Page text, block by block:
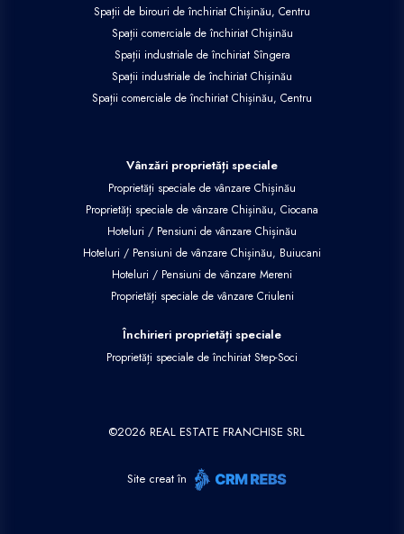
Spații de birouri de închiriat Chișinău, Centru
Spații comerciale de închiriat Chișinău
Spații industriale de închiriat Sîngera
Spații industriale de închiriat Chișinău
Spații comerciale de închiriat Chișinău, Centru
Vânzări proprietăți speciale
Proprietăți speciale de vânzare Chișinău
Proprietăți speciale de vânzare Chișinău, Ciocana
Hoteluri / Pensiuni de vânzare Chișinău
Hoteluri / Pensiuni de vânzare Chișinău, Buiucani
Hoteluri / Pensiuni de vânzare Mereni
Proprietăți speciale de vânzare Criuleni
Închirieri proprietăți speciale
Proprietăți speciale de închiriat Step-Soci
©2026 REAL ESTATE FRANCHISE SRL
Site creat în